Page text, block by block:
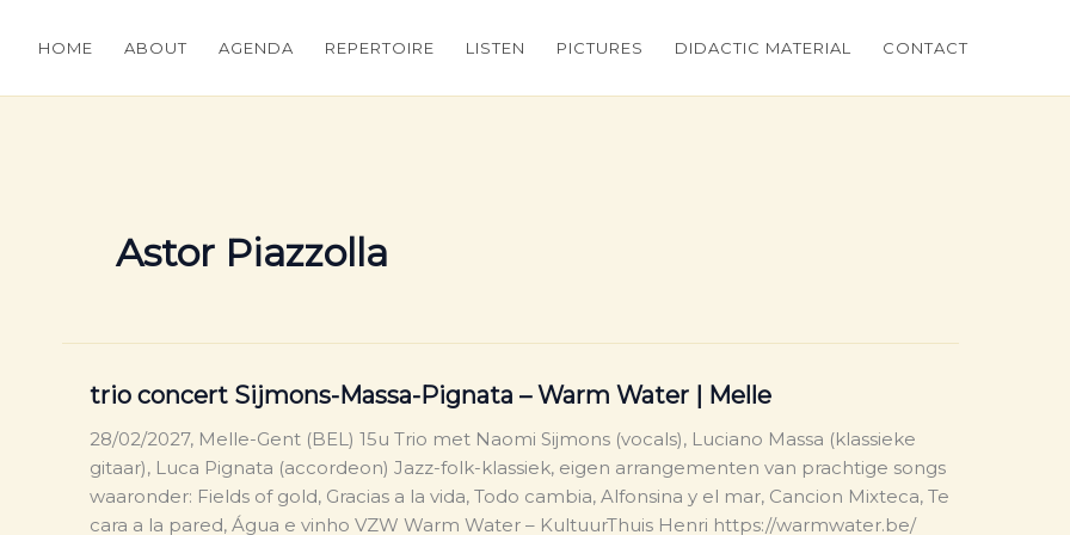
HOME ABOUT AGENDA REPERTOIRE LISTEN PICTURES DIDACTIC MATERIAL CONTACT
Astor Piazzolla
trio concert Sijmons-Massa-Pignata – Warm Water | Melle
28/02/2027, Melle-Gent (BEL) 15u Trio met Naomi Sijmons (vocals), Luciano Massa (klassieke
gitaar), Luca Pignata (accordeon) Jazz-folk-klassiek, eigen arrangementen van prachtige songs
waaronder: Fields of gold, Gracias a la vida, Todo cambia, Alfonsina y el mar, Cancion Mixteca, Te
cara a la pared, Água e vinho VZW Warm Water – KultuurThuis Henri https://warmwater.be/